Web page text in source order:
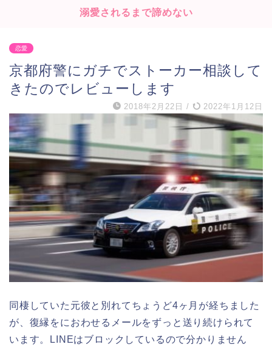
溺愛されるまで諦めない
恋愛
京都府警にガチでストーカー相談して
きたのでレビューします
2018年2月22日 / 2022年1月12日
同棲していた元彼と別れてちょうど4ヶ月が経ちました
が、復縁をにおわせるメールをずっと送り続けられて
います。LINEはブロックしているので分かりません